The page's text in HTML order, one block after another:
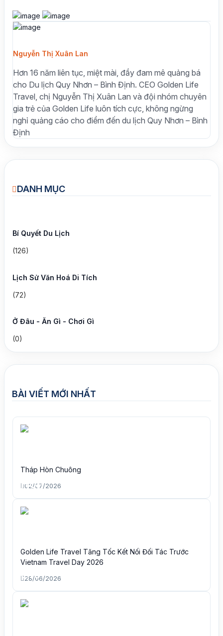
Nguyễn Thị Xuân Lan
Hơn 16 năm liên tục, miệt mài, đầy đam mê quảng bá
cho Du lịch Quy Nhơn – Bình Định. CEO Golden Life
Travel, chị Nguyễn Thị Xuân Lan và đội nhóm chuyên
gia trẻ của Golden Life luôn tích cực, không ngừng
nghỉ quảng cáo cho điểm đến du lịch Quy Nhơn – Bình
Định
DANH MỤC
Bí Quyết Du Lịch
(126)
Lịch Sử Văn Hoá Di Tích
(72)
Ở Đâu - Ăn Gì - Chơi Gì
(0)
BÀI VIẾT MỚI NHẤT
Tháp Hòn Chuông
02/07/2026
Golden Life Travel Tăng Tốc Kết Nối Đối Tác Trước
Vietnam Travel Day 2026
28/06/2026